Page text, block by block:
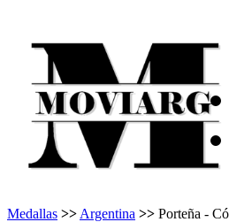
Medallas >> Argentina >> Porteña -